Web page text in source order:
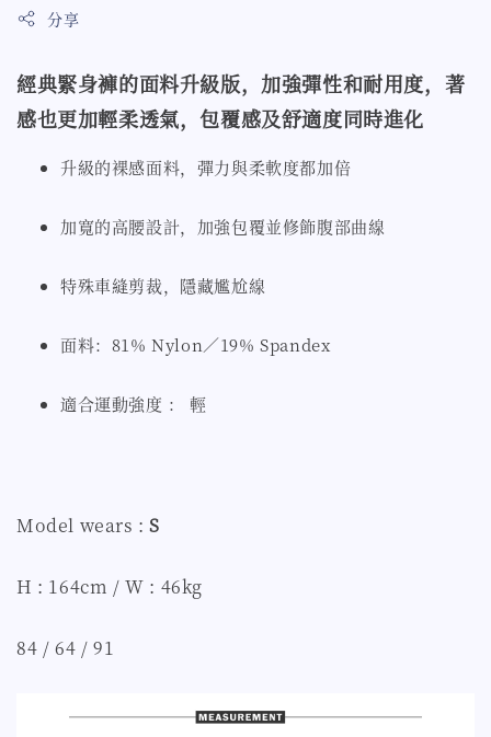
分享
經典緊身褲的面料升級版，加強彈性和耐用度，著
感也更加輕柔透氣，包覆感及舒適度同時進化
升級的裸感面料，彈力與柔軟度都加倍
加寬的高腰設計，加強包覆並修飾腹部曲線
特殊車縫剪裁，隱藏尷尬線
面料：81% Nylon／19% Spandex
適合運動強度 ： 輕
Model wears :S
H : 164cm / W : 46kg
84 / 64 / 91